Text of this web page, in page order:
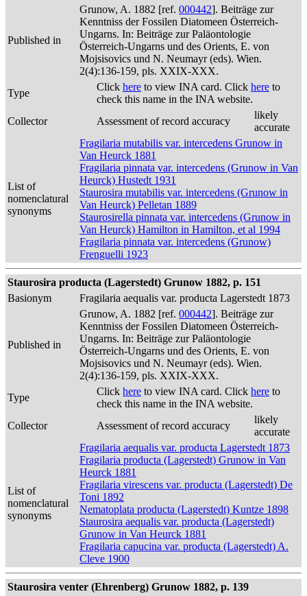
Published in
Grunow, A. 1882 [ref. 000442]. Beiträge zur
Kenntniss der Fossilen Diatomeen Österreich-
Ungarns. In: Beiträge zur Paläontologie
Österreich-Ungarns und des Orients, E. von
Mojsisovics und N. Neumayr (eds). Wien.
2(4):136-159, pls. XXIX-XXX.
Type
Click here to view INA card. Click here to
check this name in the INA website.
Collector
Assessment of record accuracy
likely
accurate
List of
nomenclatural
synonyms
Fragilaria mutabilis var. intercedens Grunow in
Van Heurck 1881
Fragilaria pinnata var. intercedens (Grunow in Van
Heurck) Hustedt 1931
Staurosira mutabilis var. intercedens (Grunow in
Van Heurck) Pelletan 1889
Staurosirella pinnata var. intercedens (Grunow in
Van Heurck) Hamilton in Hamilton, et al 1994
Fragilaria pinnata var. intercedens (Grunow)
Frenguelli 1923
Staurosira producta (Lagerstedt) Grunow 1882, p. 151
Basionym
Fragilaria aequalis var. producta Lagerstedt 1873
Published in
Grunow, A. 1882 [ref. 000442]. Beiträge zur
Kenntniss der Fossilen Diatomeen Österreich-
Ungarns. In: Beiträge zur Paläontologie
Österreich-Ungarns und des Orients, E. von
Mojsisovics und N. Neumayr (eds). Wien.
2(4):136-159, pls. XXIX-XXX.
Type
Click here to view INA card. Click here to
check this name in the INA website.
Collector
Assessment of record accuracy
likely
accurate
List of
nomenclatural
synonyms
Fragilaria aequalis var. producta Lagerstedt 1873
Fragilaria producta (Lagerstedt) Grunow in Van
Heurck 1881
Fragilaria virescens var. producta (Lagerstedt) De
Toni 1892
Nematoplata producta (Lagerstedt) Kuntze 1898
Staurosira aequalis var. producta (Lagerstedt)
Grunow in Van Heurck 1881
Fragilaria capucina var. producta (Lagerstedt) A.
Cleve 1900
Staurosira venter (Ehrenberg) Grunow 1882, p. 139